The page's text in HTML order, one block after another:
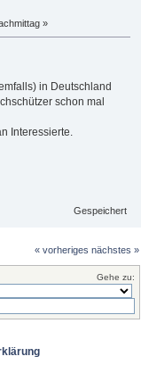
»
in Deutschland
schon mal
Interessierte.
Gespeichert
« vorheriges nächstes »
Gehe zu: